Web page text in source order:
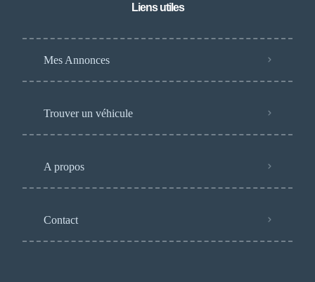
Liens utiles
Mes Annonces
Trouver un véhicule
A propos
Contact